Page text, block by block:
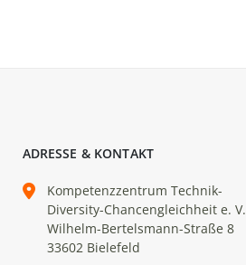
ADRESSE & KONTAKT
Kompetenzzentrum Technik-
Diversity-Chancengleichheit e. V.
Wilhelm-Bertelsmann-Straße 8
33602 Bielefeld